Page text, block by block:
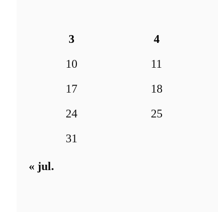
3
4
10
11
17
18
24
25
31
« jul.